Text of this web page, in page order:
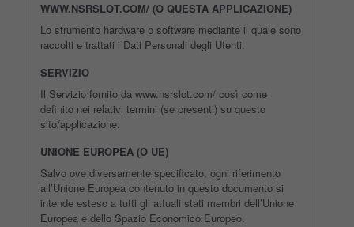
WWW.NSRSLOT.COM/ (O QUESTA APPLICAZIONE)
Lo strumento hardware o software mediante il quale sono
raccolti e trattati i Dati Personali degli Utenti.
SERVIZIO
Il Servizio fornito da www.nsrslot.com/ così come
definito nei relativi termini (se presenti) su questo
sito/applicazione.
UNIONE EUROPEA (O UE)
Salvo ove diversamente specificato, ogni riferimento
all’Unione Europea contenuto in questo documento si
intende esteso a tutti gli attuali stati membri dell’Unione
Europea e dello Spazio Economico Europeo.